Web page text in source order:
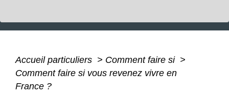
Accueil particuliers > Comment faire si >
Comment faire si vous revenez vivre en
France ?